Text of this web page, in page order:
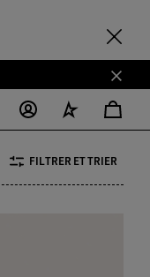
FILTRER ET TRIER